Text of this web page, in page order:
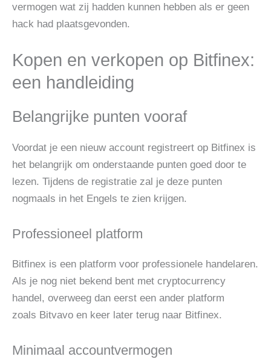
vermogen wat zij hadden kunnen hebben als er geen
hack had plaatsgevonden.
Kopen en verkopen op Bitfinex:
een handleiding
Belangrijke punten vooraf
Voordat je een nieuw account registreert op Bitfinex is
het belangrijk om onderstaande punten goed door te
lezen. Tijdens de registratie zal je deze punten
nogmaals in het Engels te zien krijgen.
Professioneel platform
Bitfinex is een platform voor professionele handelaren.
Als je nog niet bekend bent met cryptocurrency
handel, overweeg dan eerst een ander platform
zoals Bitvavo en keer later terug naar Bitfinex.
Minimaal accountvermogen